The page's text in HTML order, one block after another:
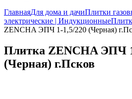
ГлавнаяДля дома и дачиПлитки
электрические | Индукционные
ZENCHA ЭПЧ 1-1,5/220 (Черная)
Плитка ZENCHA ЭПЧ
(Черная) г.Псков